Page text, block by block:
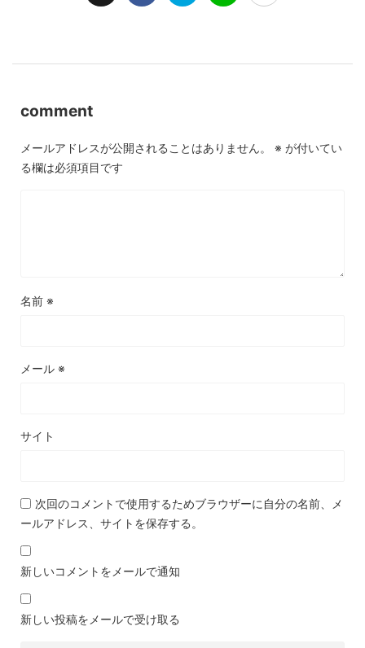
comment
メールアドレスが公開されることはありません。 ※ が付いてい
る欄は必須項目です
名前 ※
メール ※
サイト
次回のコメントで使用するためブラウザーに自分の名前、メ
ールアドレス、サイトを保存する。
新しいコメントをメールで通知
新しい投稿をメールで受け取る